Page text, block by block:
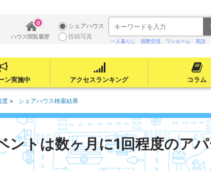
ハウス閲覧履歴
0
シェアハウス
投稿写真
一人暮らし 国際交流 ワンルーム 英語
ン実施中 アクセスランキング コラム
度 シェアハウス検索結果
ントは数ヶ月に1回程度のア